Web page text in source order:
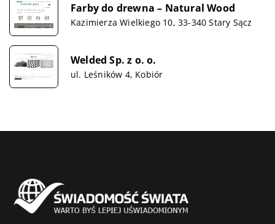
Farby do drewna – Natural Wood
Kazimierza Wielkiego 10, 33-340 Stary Sącz
Welded Sp. z o. o.
ul. Leśników 4, Kobiór